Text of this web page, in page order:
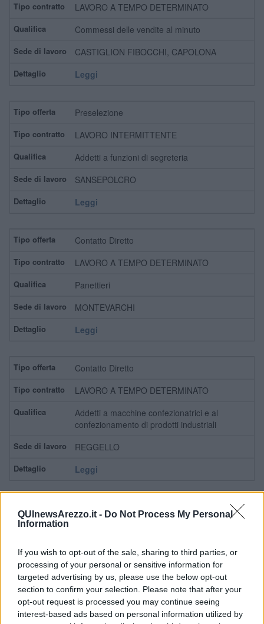
QUInewsArezzo.it - Do Not Process My Personal
Information
If you wish to opt-out of the sale, sharing to third parties, or
processing of your personal or sensitive information for
targeted advertising by us, please use the below opt-out
section to confirm your selection. Please note that after your
opt-out request is processed you may continue seeing
interest-based ads based on personal information utilized by
LAVORO A TEMPO DETERMINATO
Commessi delle vendite al minuto
CASTIGLION FIBOCCHI, CAPOLONA
Leggi
Preselezione
LAVORO INTERMITTENTE
Addetti a funzioni di segreteria
SANSEPOLCRO
Leggi
Contatto Diretto
LAVORO A TEMPO DETERMINATO
Panettieri
MONTEVARCHI
Leggi
Contatto Diretto
LAVORO A TEMPO DETERMINATO
Addetti a macchine confezionatrici e al
confezionamento di prodotti industriali
REGGELLO
Leggi
Riparatori e manutentori di macchinari e
impianti industriali
LUCIGNANO, FOIANO DELLA CHIANA,
CORTONA, CASTIGLION FIORENTINO,
MARCIANO DELLA CHIANA